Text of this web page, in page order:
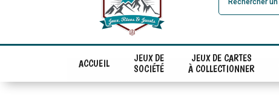
ACCUEIL
JEUX DE
SOCIÉTÉ
JEUX DE CARTES
À COLLECTIONNER